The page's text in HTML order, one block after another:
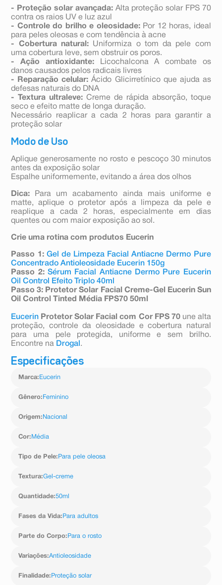
- Proteção solar avançada:Alta proteção solar FPS 70
contra os raios UV e luz azul
- Controle do brilho e oleosidade:Por 12 horas, ideal
para peles oleosas e com tendência à acne
- Cobertura natural:Uniformiza o tom da pele com
uma cobertura leve, sem obstruir os poros.
- Ação antioxidante:Licochalcona A combate os
danos causados pelos radicais livres
- Reparação celular: Ácido Glicirretínico que ajuda as
defesas naturais do DNA
- Textura ultraleve: Creme de rápida absorção, toque
seco e efeito matte de longa duração.
Necessário reaplicar a cada 2 horas para garantir a
proteção solar
Modo de Uso
Aplique generosamente no rosto e pescoço 30 minutos
antes da exposição solar
Espalhe uniformemente, evitando a área dos olhos
Dica: Para um acabamento ainda mais uniforme e
matte, aplique o protetor após a limpeza da pele e
reaplique a cada 2 horas, especialmente em dias
quentes ou com maior exposição ao sol.
Crie uma rotina com produtos Eucerin
Passo 1: Gel de Limpeza Facial Antiacne Dermo Pure
Concentrado Antioleosidade Eucerin 150g
Passo 2:Sérum Facial Antiacne Dermo Pure Eucerin
Oil Control Efeito Triplo 40ml
Passo 3: Protetor Solar Facial Creme-Gel Eucerin Sun
Oil Control Tinted Média FPS70 50ml
Eucerin Protetor Solar Facial com Cor FPS 70une alta
proteção, controle da oleosidade e cobertura natural
para uma pele protegida, uniforme e sem brilho.
Encontre na Drogal .
Especificações
Marca: Eucerin
Gênero: Feminino
Origem: Nacional
Cor: Média
Tipo de Pele: Para pele oleosa
Textura:Gel-creme
Quantidade:50ml
Fases da Vida: Para adultos
Parte do Corpo: Para o rosto
Variações:Antioleosidade
Finalidade: Proteção solar